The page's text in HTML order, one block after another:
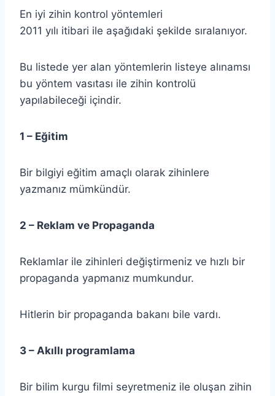
En iyi zihin kontrol yöntemleri
2011 yılı itibari ile aşağıdaki şekilde sıralanıyor.
Bu listede yer alan yöntemlerin listeye alınamsı
bu yöntem vasıtası ile zihin kontrolü
yapılabileceği içindir.
1 – Eğitim
Bir bilgiyi eğitim amaçlı olarak zihinlere
yazmanız mümkündür.
2 – Reklam ve Propaganda
Reklamlar ile zihinleri değiştirmeniz ve hızlı bir
propaganda yapmanız mumkundur.
Hitlerin bir propaganda bakanı bile vardı.
3 – Akıllı programlama
Bir bilim kurgu filmi seyretmeniz ile oluşan zihin